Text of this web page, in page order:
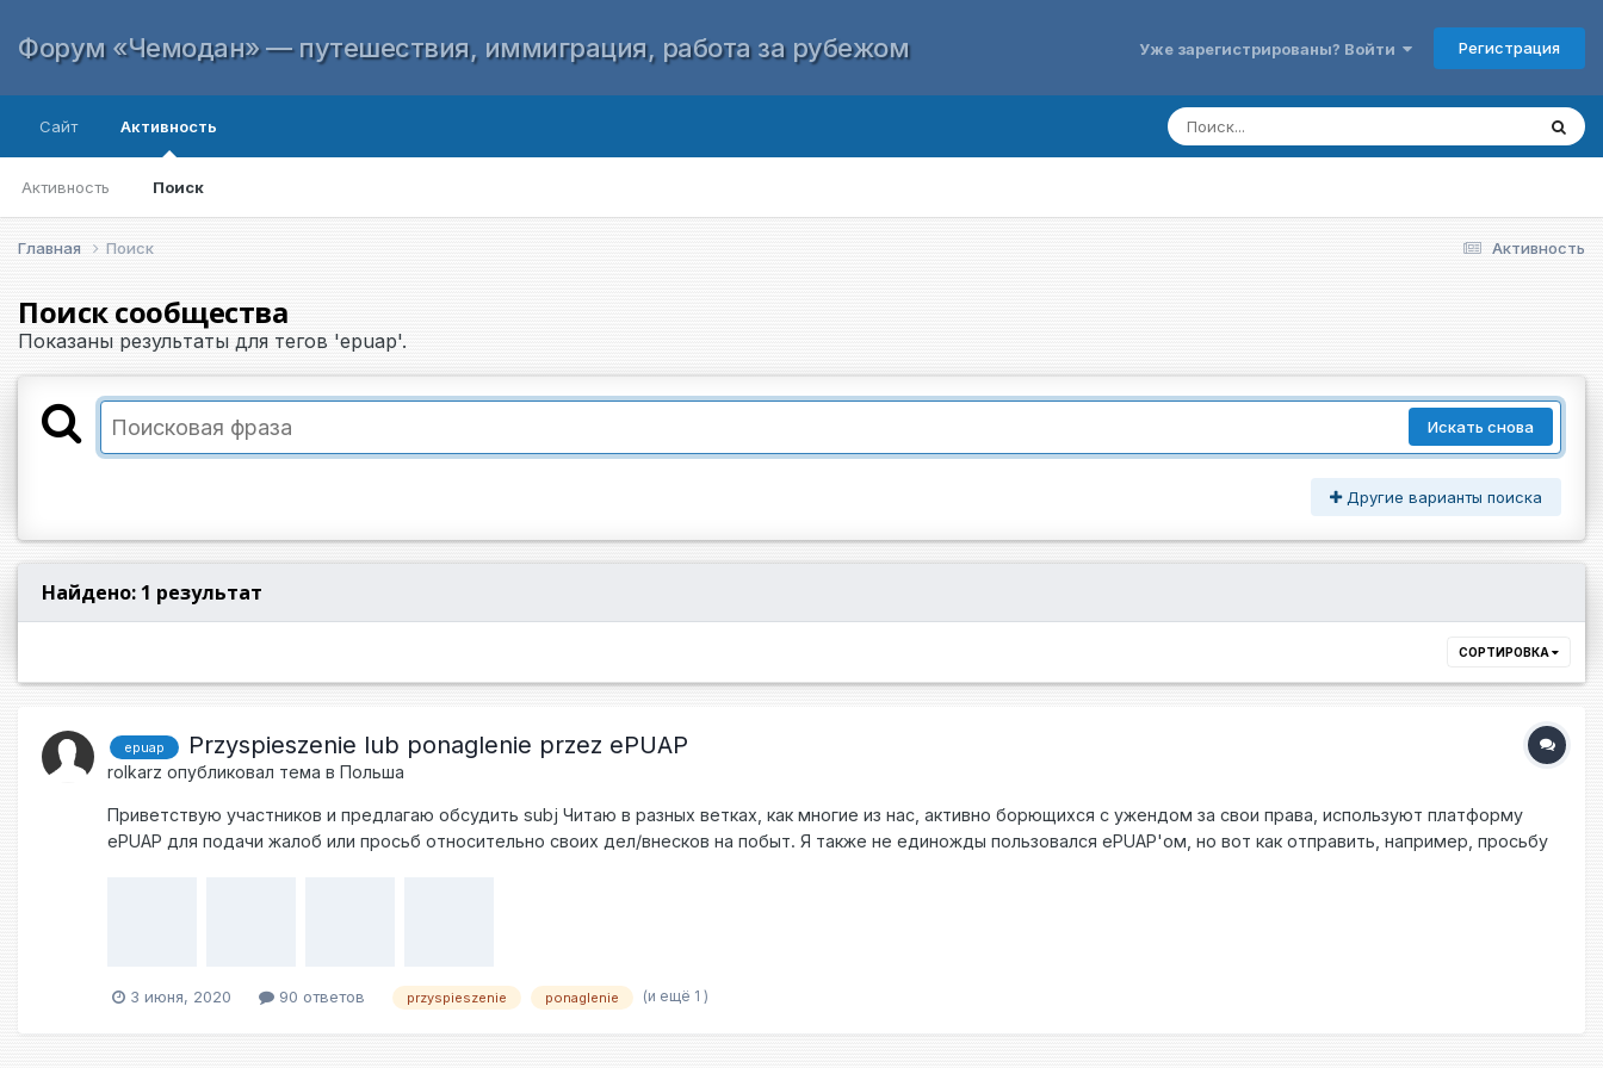
Форум «Чемодан» — путешествия, иммиграция, работа за рубежом Уже зарегистрированы? Войти Регистрация
Сайт Активность
Активность Поиск
Активность
Главная Поиск
Поиск сообщества
Показаны результаты для тегов 'epuap'.
Искать снова
Другие варианты поиска
Найдено: 1 результат
СОРТИРОВКА
epuap Przyspieszenie lub ponaglenie przez ePUAP
rolkarz опубликовал тема в Польша
Приветствую участников и предлагаю обсудить subj Читаю в разных ветках, как многие из нас, активно борющихся с ужендом за свои права, используют платформу
ePUAP для подачи жалоб или просьб относительно своих дел/внесков на побыт. Я также не единожды пользовался ePUAP'ом, но вот как отправить, например, просьбу
3 июня, 2020 90 ответов przyspieszenie ponaglenie (и ещё 1 )